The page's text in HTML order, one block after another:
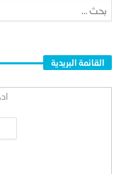
القائمة البريدية